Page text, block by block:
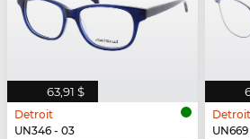
63,91 $
Detroit
UN346 - 03
Detroit